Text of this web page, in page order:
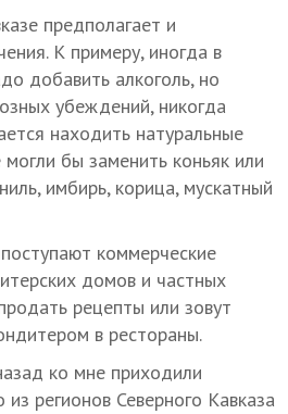
предполагает и
К примеру, иногда в
добавить алкоголь, но
убеждений, никогда
находить натуральные
бы заменить коньяк или
имбирь, корица, мускатный
коммерческие
домов и частных
рецепты или зовут
в рестораны.
ко мне приходили
регионов Северного Кавказа